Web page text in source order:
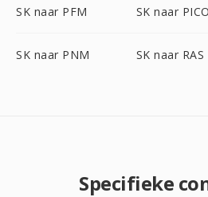
SK naar PFM SK naar
SK naar PNM SK naar RAS
Specifieke